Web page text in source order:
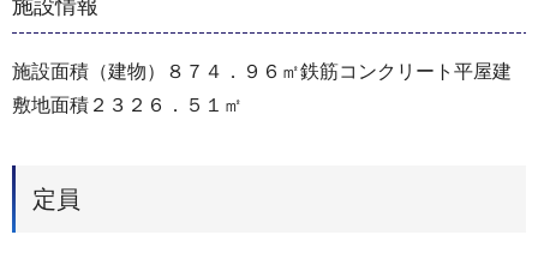
施設情報
施設面積（建物）８７４．９６㎡鉄筋コンクリート平屋建
敷地面積２３２６．５１㎡
定員